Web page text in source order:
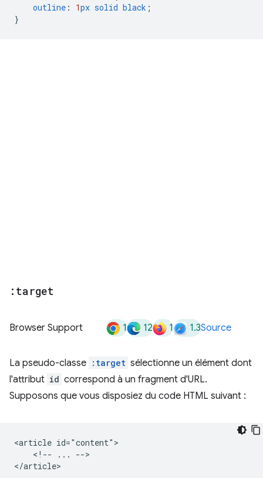
outline : 1px solid black ;
}
:target
Browser Support 1 12 1 1.3Source
La pseudo-classe :target sélectionne un élément dont
l'attribut id correspond à un fragment d'URL.
Supposons que vous disposiez du code HTML suivant :
<article id="content">
    <!-- ... -->